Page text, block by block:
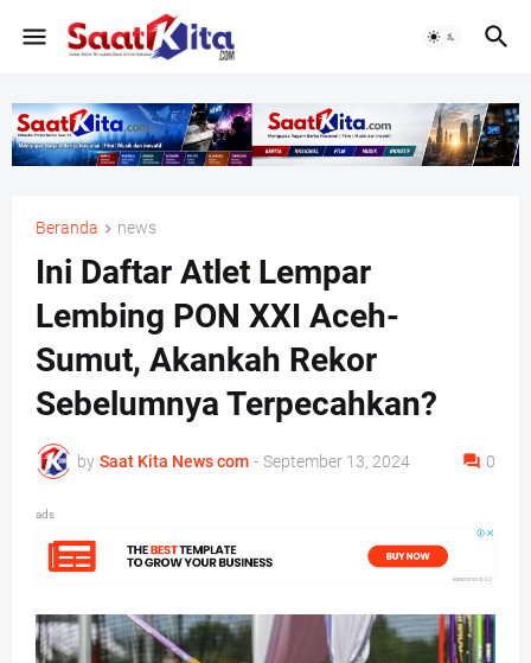
Beranda news
Ini Daftar Atlet Lempar
Lembing PON XXI Aceh-
Sumut, Akankah Rekor
Sebelumnya Terpecahkan?
by Saat Kita News com - September 13, 2024 0
ads